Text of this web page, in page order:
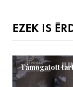
EZEK IS
Támogatott